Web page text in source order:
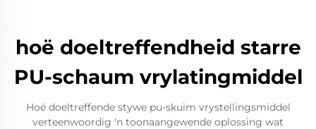
hoë doeltreffendheid starre
PU-schaum vrylatingmiddel
Hoë doeltreffende stywe pu-skuim vrystellingsmiddel
verteenwoordig 'n toonaangewende oplossing wat